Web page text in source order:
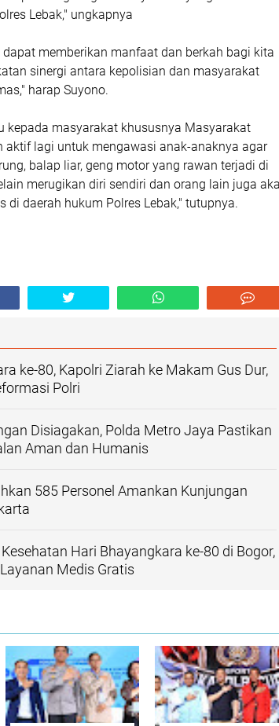
Lebak," ungkapnya
memberikan manfaat dan berkah bagi kita
sinergi antara kepolisian dan masyarakat
harap Suyono.
kepada masyarakat khususnya Masyarakat
aktif lagi untuk mengawasi anak-anaknya agar
balap liar, geng motor yang rawan terjadi di
merugikan diri sendiri dan orang lain juga
di daerah hukum Polres Lebak," tutupnya.
ke-80, Kapolri Ziarah ke Makam Gus Dur,
Polri
Disiagakan, Polda Metro Jaya Pastikan
Aman dan Humanis‎
585 Personel Amankan Kunjungan
Hari Bhayangkara ke-80 di Bogor,
Medis Gratis‎